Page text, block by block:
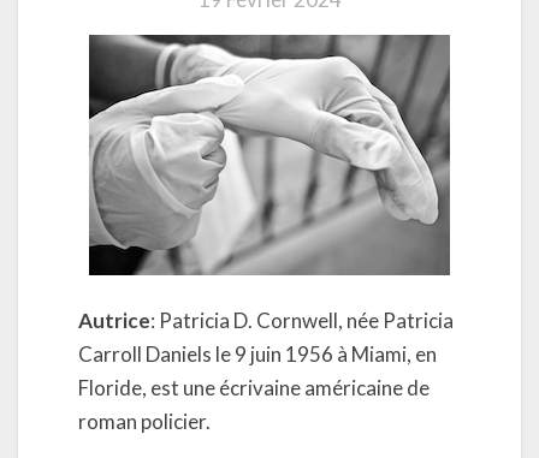
Scarpetta
tome
01)
Autrice: Patricia D. Cornwell, née Patricia
Carroll Daniels le 9 juin 1956 à Miami, en
Floride, est une écrivaine américaine de
roman policier.